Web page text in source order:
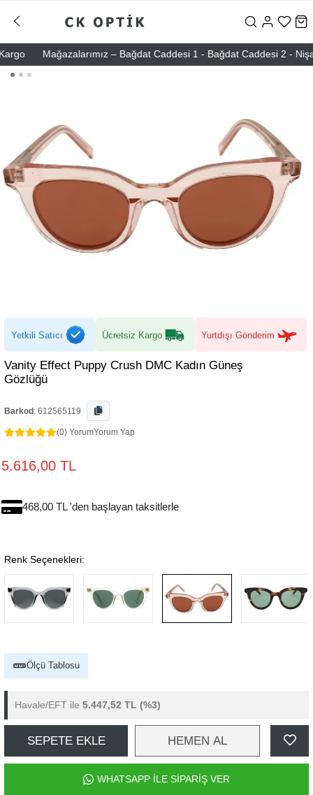
Mağazalarımız – Bağdat Caddesi 1 - Bağdat Caddesi 2 -
Yetkili Satıcı Ücretsiz Kargo Yurtdışı Gönderim
Vanity Effect Puppy Crush DMC Kadın Güneş
Gözlüğü
Barkod : 612565119
(0) YorumYorum Yap
5.616,00 TL
468,00 TL 'den başlayan taksitlerle
Renk Seçenekleri:
Ölçü Tablosu
Havale/EFT ile 5.447,52 TL (%3)
SEPETE EKLE HEMEN AL
WHATSAPP İLE SİPARİŞ VER